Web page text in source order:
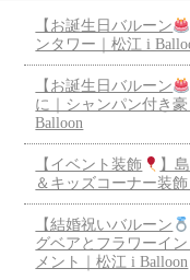
【お誕生日バルーン
ンタワー｜松江 i
【お誕生日バルーン
に｜シャンパン付き
Balloon
【イベント装飾
】
＆キッズコーナー装
【結婚祝いバルーン
グベアとフラワーイ
メント｜松江 i Balloon